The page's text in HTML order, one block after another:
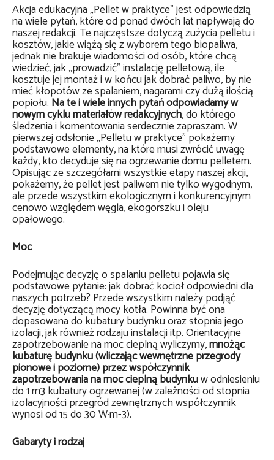
Akcja edukacyjna „Pellet w praktyce” jest odpowiedzią
na wiele pytań, które od ponad dwóch lat napływają do
naszej redakcji. Te najczęstsze dotyczą zużycia pelletu i
kosztów, jakie wiążą się z wyborem tego biopaliwa,
jednak nie brakuje wiadomości od osób, które chcą
wiedzieć, jak „prowadzić” instalację pelletową, ile
kosztuje jej montaż i w końcu jak dobrać paliwo, by nie
mieć kłopotów ze spalaniem, nagarami czy dużą ilością
popiołu.Na te i wiele innych pytań odpowiadamy w
nowym cyklu materiałów redakcyjnych, do którego
śledzenia i komentowania serdecznie zapraszam. W
pierwszej odsłonie „Pelletu w praktyce” pokażemy
podstawowe elementy, na które musi zwrócić uwagę
każdy, kto decyduje się na ogrzewanie domu pelletem.
Opisując ze szczegółami wszystkie etapy naszej akcji,
pokażemy, że pellet jest paliwem nie tylko wygodnym,
ale przede wszystkim ekologicznym i konkurencyjnym
cenowo względem węgla, ekogorszku i oleju
opałowego.
Moc
Podejmując decyzję o spalaniu pelletu pojawia się
podstawowe pytanie: jak dobrać kocioł odpowiedni dla
naszych potrzeb? Przede wszystkim należy podjąć
decyzję dotyczącą mocy kotła. Powinna być ona
dopasowana do kubatury budynku oraz stopnia jego
izolacji, jak również rodzaju instalacji itp. Orientacyjne
zapotrzebowanie na moc cieplną wyliczymy,mnożąc
kubaturę budynku (wliczając wewnętrzne przegrody
pionowe i poziome) przez współczynnik
zapotrzebowania na moc cieplną budynkuw odniesieniu
do 1 m3 kubatury ogrzewanej (w zależności od stopnia
izolacyjności przegród zewnętrznych współczynnik
wynosi od 15 do 30 W·m-3).
Gabaryty i rodzaj